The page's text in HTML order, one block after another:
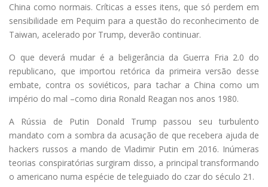
China como normais. Críticas a esses itens, que só perdem em
sensibilidade em Pequim para a questão do reconhecimento de
Taiwan, acelerado por Trump, deverão continuar.
O que deverá mudar é a beligerância da Guerra Fria 2.0 do
republicano, que importou retórica da primeira versão desse
embate, contra os soviéticos, para tachar a China como um
império do mal –como diria Ronald Reagan nos anos 1980.
A Rússia de Putin Donald Trump passou seu turbulento
mandato com a sombra da acusação de que recebera ajuda de
hackers russos a mando de Vladimir Putin em 2016. Inúmeras
teorias conspiratórias surgiram disso, a principal transformando
o americano numa espécie de teleguiado do czar do século 21.